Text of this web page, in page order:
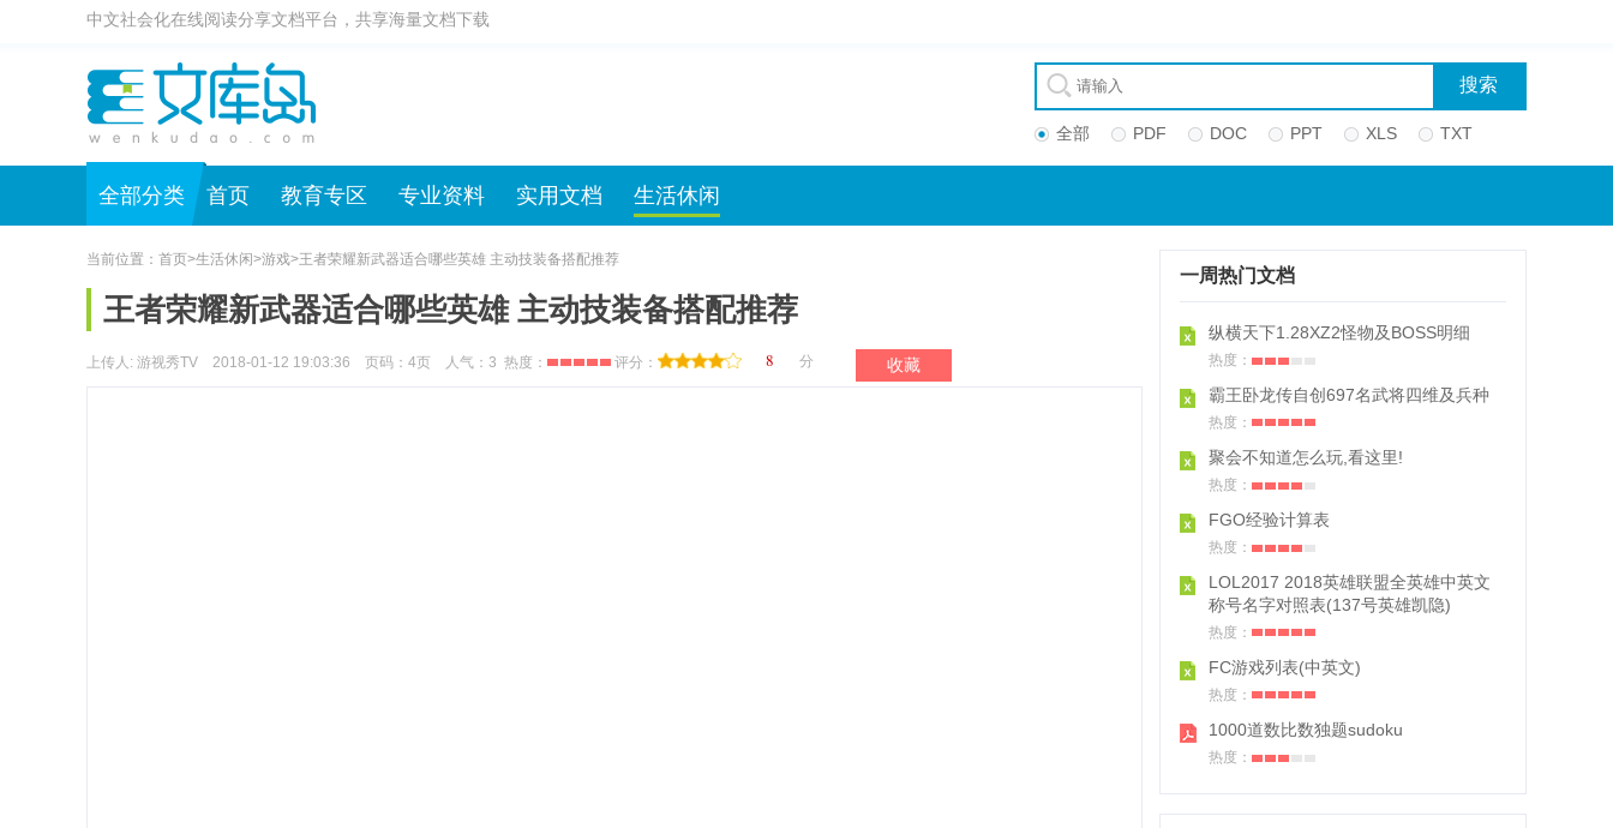
中文社会化在线阅读分享文档平台，共享海量文档下载
全部 PDF DOC PPT XLS TXT
全部分类 首页 教育专区 专业资料 实用文档 生活休闲
当前位置： 首页>生活休闲>游戏>王者荣耀新武器适合哪些英雄 主动技装备搭配推荐
王者荣耀新武器适合哪些英雄 主动技装备搭配推荐
上传人: 游视秀TV 2018-01-12 19:03:36 页码： 4页 人气： 3 热度： 评分： 8 分 收藏
一周热门文档
纵横天下1.28XZ2怪物及BOSS明细
热度：
霸王卧龙传自创697名武将四维及兵种
热度：
聚会不知道怎么玩,看这里!
热度：
FGO经验计算表
热度：
LOL2017 2018英雄联盟全英雄中英文
称号名字对照表(137号英雄凯隐)
热度：
FC游戏列表(中英文)
热度：
1000道数比数独题sudoku
热度：